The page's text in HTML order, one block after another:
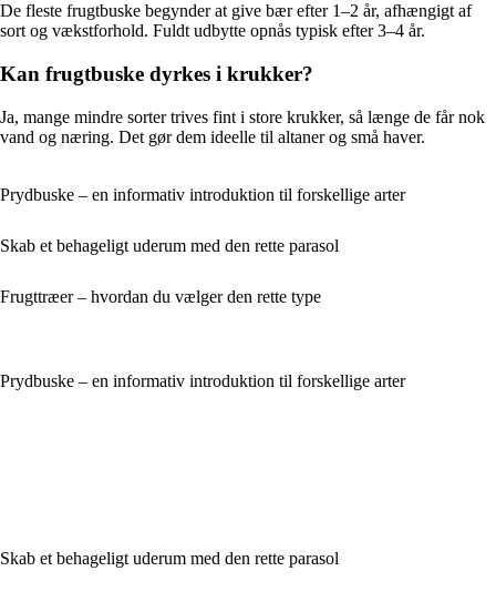
De fleste frugtbuske begynder at give bær efter 1–2 år, afhængigt af
sort og vækstforhold. Fuldt udbytte opnås typisk efter 3–4 år.
Kan frugtbuske dyrkes i krukker?
Ja, mange mindre sorter trives fint i store krukker, så længe de får nok
vand og næring. Det gør dem ideelle til altaner og små haver.
Prydbuske – en informativ introduktion til forskellige arter
Skab et behageligt uderum med den rette parasol
Frugttræer – hvordan du vælger den rette type
Prydbuske – en informativ introduktion til forskellige arter
Skab et behageligt uderum med den rette parasol